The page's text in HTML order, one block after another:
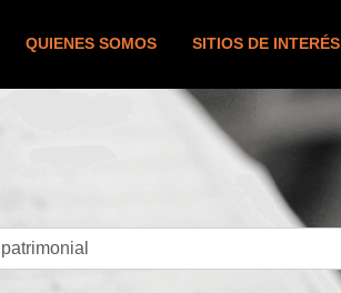
QUIENES SOMOS SITIOS DE INTERÉS